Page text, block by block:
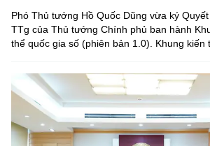
Phó Thủ tướng Hồ Quốc Dũng vừa ký
TTg của Thủ tướng Chính phủ ban hành
thể quốc gia số (phiên bản 1.0). Khung kiến